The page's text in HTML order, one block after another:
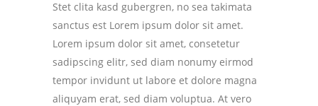
Stet clita kasd gubergren, no sea takimata
sanctus est Lorem ipsum dolor sit amet.
Lorem ipsum dolor sit amet, consetetur
sadipscing elitr, sed diam nonumy eirmod
tempor invidunt ut labore et dolore magna
aliquyam erat, sed diam voluptua. At vero